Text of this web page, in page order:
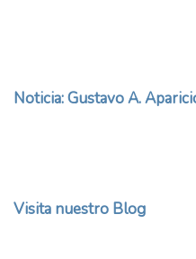
Noticia: Gustavo A.
Visita nuestro Blog